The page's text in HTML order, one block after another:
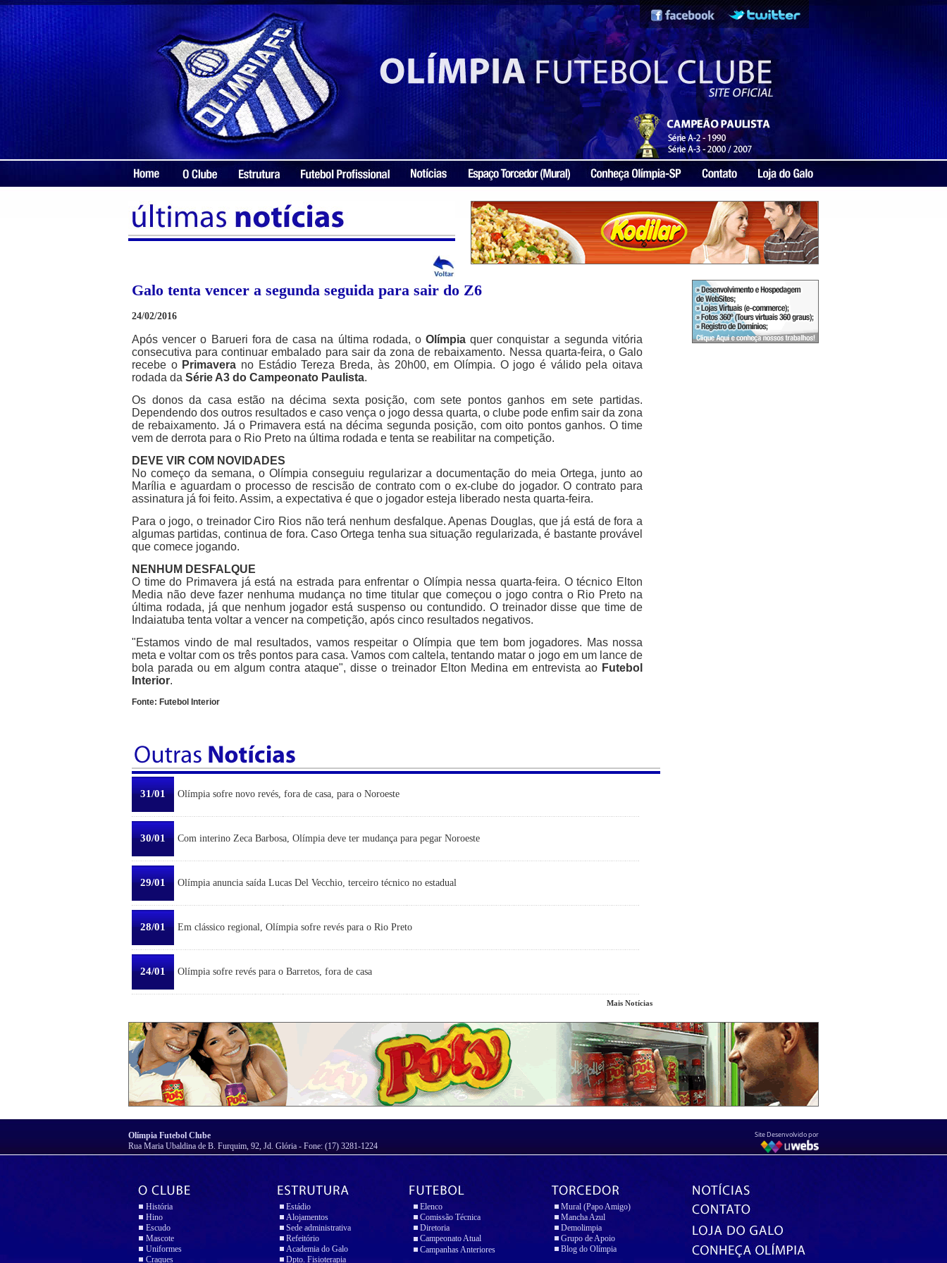
Galo tenta vencer a segunda seguida para sair do Z6
24/02/2016
Após vencer o Barueri fora de casa na última rodada, oOlímpia quer conquistar a segunda vitória
consecutiva para continuar embalado para sair da zona de rebaixamento. Nessa quarta-feira, o Galo
recebe oPrimavera no Estádio Tereza Breda, às 20h00, em Olímpia. O jogo é válido pela oitava
rodada da Série A3 do Campeonato Paulista.
Os donos da casa estão na décima sexta posição, com sete pontos ganhos em sete partidas.
Dependendo dos outros resultados e caso vença o jogo dessa quarta, o clube pode enfim sair da zona
de rebaixamento. Já o Primavera está na décima segunda posição, com oito pontos ganhos. O time
vem de derrota para o Rio Preto na última rodada e tenta se reabilitar na competição.
DEVE VIR COM NOVIDADES
No começo da semana, o Olímpia conseguiu regularizar a documentação do meia Ortega, junto ao
Marília e aguardam o processo de rescisão de contrato com o ex-clube do jogador. O contrato para
assinatura já foi feito. Assim, a expectativa é que o jogador esteja liberado nesta quarta-feira.
Para o jogo, o treinador Ciro Rios não terá nenhum desfalque. Apenas Douglas, que já está de fora a
algumas partidas, continua de fora. Caso Ortega tenha sua situação regularizada, é bastante provável
que comece jogando.
NENHUM DESFALQUE
O time do Primavera já está na estrada para enfrentar o Olímpia nessa quarta-feira. O técnico Elton
Media não deve fazer nenhuma mudança no time titular que começou o jogo contra o Rio Preto na
última rodada, já que nenhum jogador está suspenso ou contundido. O treinador disse que time de
Indaiatuba tenta voltar a vencer na competição, após cinco resultados negativos.
"Estamos vindo de mal resultados, vamos respeitar o Olímpia que tem bom jogadores. Mas nossa
meta e voltar com os três pontos para casa. Vamos com caltela, tentando matar o jogo em um lance de
bola parada ou em algum contra ataque", disse o treinador Elton Medina em entrevista ao Futebol
Interior.
Fonte: Futebol Interior
31/01 Olímpia sofre novo revés, fora de casa, para o Noroeste
30/01 Com interino Zeca Barbosa, Olímpia deve ter mudança para pegar Noroeste
29/01 Olímpia anuncia saída Lucas Del Vecchio, terceiro técnico no estadual
28/01 Em clássico regional, Olímpia sofre revés para o Rio Preto
24/01 Olímpia sofre revés para o Barretos, fora de casa
Mais Notícias
Olímpia Futebol Clube
Rua Maria Ubaldina de B. Furquim, 92, Jd. Glória - Fone: (17) 3281-1224
Site Desenvolvido por
História
Hino
Escudo
Mascote
Uniformes
Craques
Estádio
Alojamentos
Sede administrativa
Refeitório
Academia do Galo
Dpto. Fisioterapia
Elenco
Comissão Técnica
Diretoria
Campeonato Atual
Campanhas Anteriores
Mural (Papo Amigo)
Mancha Azul
Demolimpia
Grupo de Apoio
Blog do Olímpia